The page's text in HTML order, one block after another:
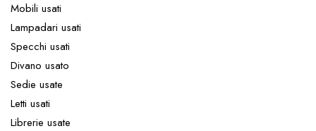
Mobili usati
Lampadari usati
Specchi usati
Divano usato
Sedie usate
Letti usati
Librerie usate